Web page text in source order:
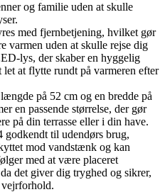
og familie uden at skulle
med fjernbetjening, hvilket gør
varmen uden at skulle rejse dig
lys, der skaber en hyggelig
at flytte rundt på varmeren efter
på 52 cm og en bredde på
en passende størrelse, der gør
på din terrasse eller i din have.
godkendt til udendørs brug,
mod vandstænk og kan
med at være placeret
det giver dig tryghed og sikrer,
vejrforhold.